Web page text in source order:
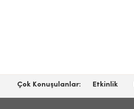
Çok Konuşulanlar: Etkinlik